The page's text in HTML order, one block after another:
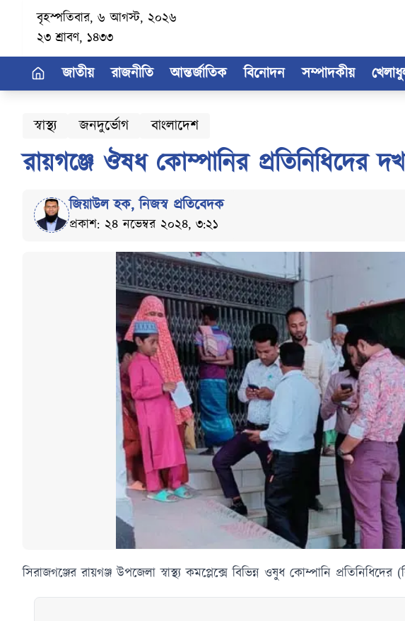
বৃহস্পতিবার, ৬ আগস্ট, ২০২৬
২৩ শ্রাবণ, ১৪৩৩
জাতীয় রাজনীতি আন্তর্জাতিক বিনোদন সম্পাদকীয়
স্বাস্থ্য জনদুর্ভোগ বাংলাদেশ
রায়গঞ্জে ঔষধ কোম্পানির প্রতিনিধিদের
জিয়াউল হক,নিজস্ব প্রতিবেদক
প্রকাশ: ২৪ নভেম্বর ২০২৪, ৩:২১
সিরাজগঞ্জের রায়গঞ্জ উপজেলা স্বাস্থ্য কমপ্লেক্সে বিভিন্ন ওষুধ কোম্পানি